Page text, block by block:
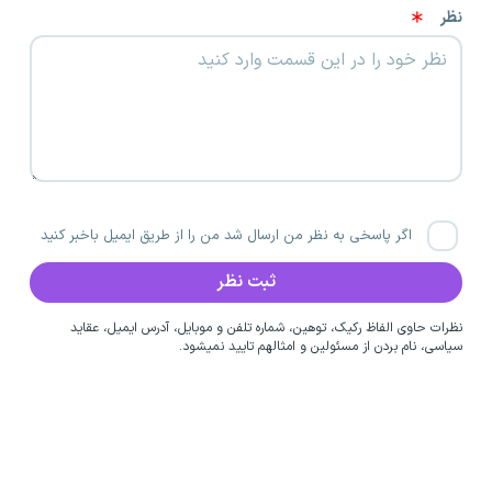
نظر
اگر پاسخی به نظر من ارسال شد من را از طریق ایمیل باخبر کنید
نظرات حاوی الفاظ رکیک، توهین، شماره تلفن و موبایل، آدرس ایمیل، عقاید
سیاسی، نام بردن از مسئولین و امثالهم تایید نمیشود.